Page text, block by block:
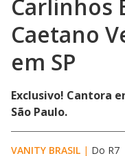
Carlinhos
Caetano
em SP
Exclusivo! Cantora
São Paulo.
VANITY BRASIL | Do R7